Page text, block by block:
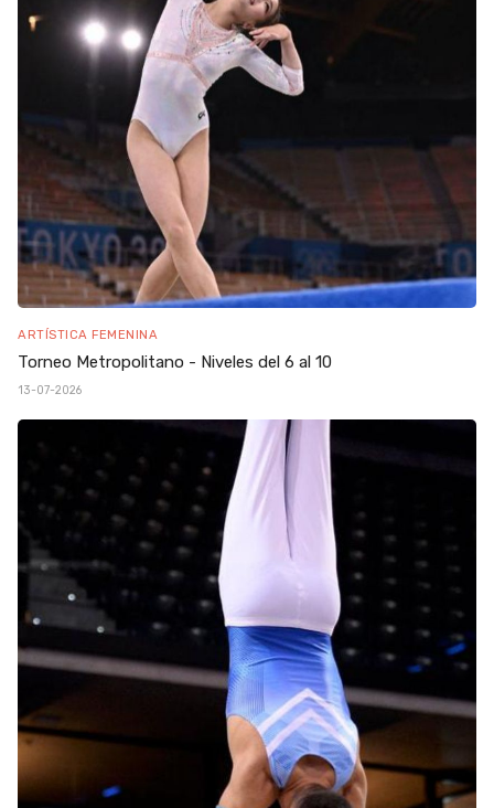
ARTÍSTICA FEMENINA
Torneo Metropolitano - Niveles del 6 al 10
13-07-2026